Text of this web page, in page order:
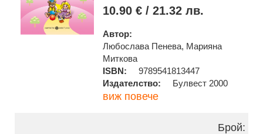
10.90 € / 21.32 лв.
Автор:
Любослава Пенева, Марияна
Миткова
ISBN:
9789541813447
Издателство:
Булвест 2000
виж повече
Брой: